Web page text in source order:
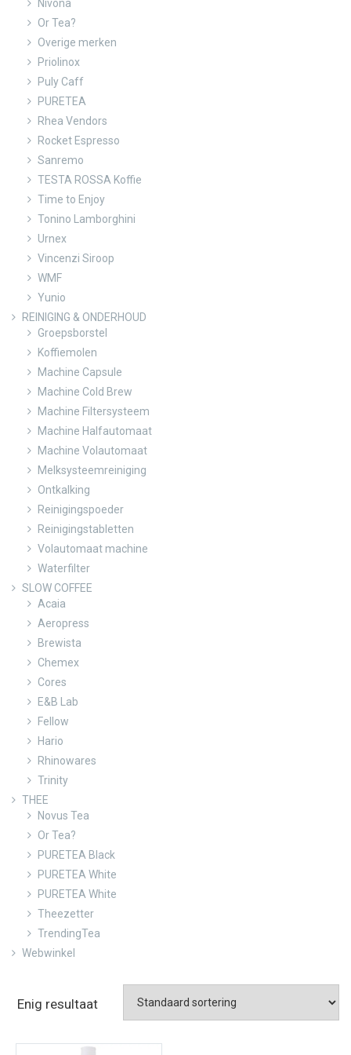
Nivona
Or Tea?
Overige merken
Priolinox
Puly Caff
PURETEA
Rhea Vendors
Rocket Espresso
Sanremo
TESTA ROSSA Koffie
Time to Enjoy
Tonino Lamborghini
Urnex
Vincenzi Siroop
WMF
Yunio
REINIGING & ONDERHOUD
Groepsborstel
Koffiemolen
Machine Capsule
Machine Cold Brew
Machine Filtersysteem
Machine Halfautomaat
Machine Volautomaat
Melksysteemreiniging
Ontkalking
Reinigingspoeder
Reinigingstabletten
Volautomaat machine
Waterfilter
SLOW COFFEE
Acaia
Aeropress
Brewista
Chemex
Cores
E&B Lab
Fellow
Hario
Rhinowares
Trinity
THEE
Novus Tea
Or Tea?
PURETEA Black
PURETEA White
PURETEA White
Theezetter
TrendingTea
Webwinkel
Enig resultaat